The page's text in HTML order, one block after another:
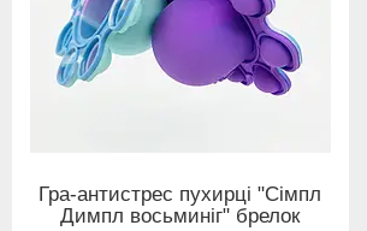
Гра-антистрес пухирці "Сімпл
Димпл восьминіг" брелок